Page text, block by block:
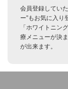
会員登録してい
ー”もお気に入り
「ホワイトニン
療メニューが決
が出来ます。